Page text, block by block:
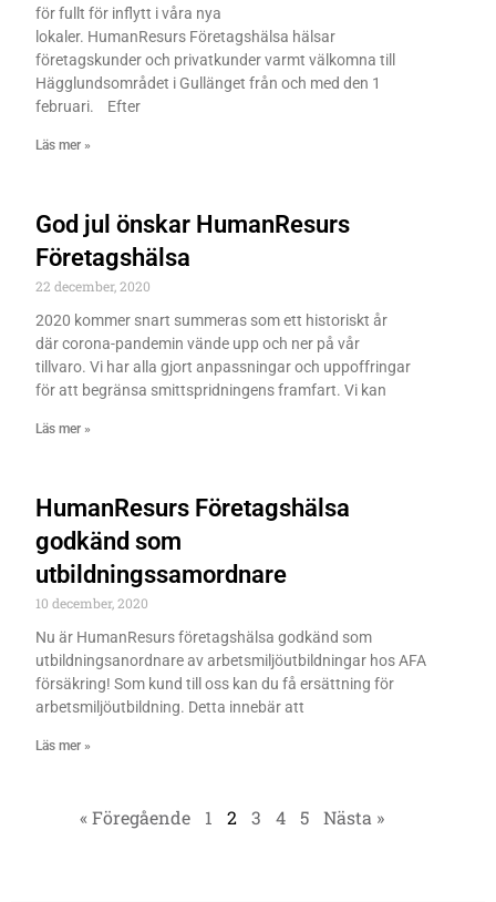
för fullt för inflytt i våra nya
lokaler. HumanResurs Företagshälsa hälsar
företagskunder och privatkunder varmt välkomna till
Hägglundsområdet i Gullänget från och med den 1
februari. Efter
Läs mer »
God jul önskar HumanResurs
Företagshälsa
22 december, 2020
2020 kommer snart summeras som ett historiskt år
där corona-pandemin vände upp och ner på vår
tillvaro. Vi har alla gjort anpassningar och uppoffringar
för att begränsa smittspridningens framfart. Vi kan
Läs mer »
HumanResurs Företagshälsa
godkänd som
utbildningssamordnare
10 december, 2020
Nu är HumanResurs företagshälsa godkänd som
utbildningsanordnare av arbetsmiljöutbildningar hos AFA
försäkring! Som kund till oss kan du få ersättning för
arbetsmiljöutbildning. Detta innebär att
Läs mer »
« Föregående 1 2 3 4 5 Nästa »